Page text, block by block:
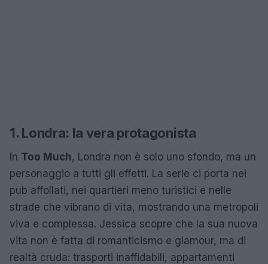
1. Londra: la vera protagonista
In Too Much, Londra non è solo uno sfondo, ma un
personaggio a tutti gli effetti. La serie ci porta nei
pub affollati, nei quartieri meno turistici e nelle
strade che vibrano di vita, mostrando una metropoli
viva e complessa. Jessica scopre che la sua nuova
vita non è fatta di romanticismo e glamour, ma di
realtà cruda: trasporti inaffidabili, appartamenti